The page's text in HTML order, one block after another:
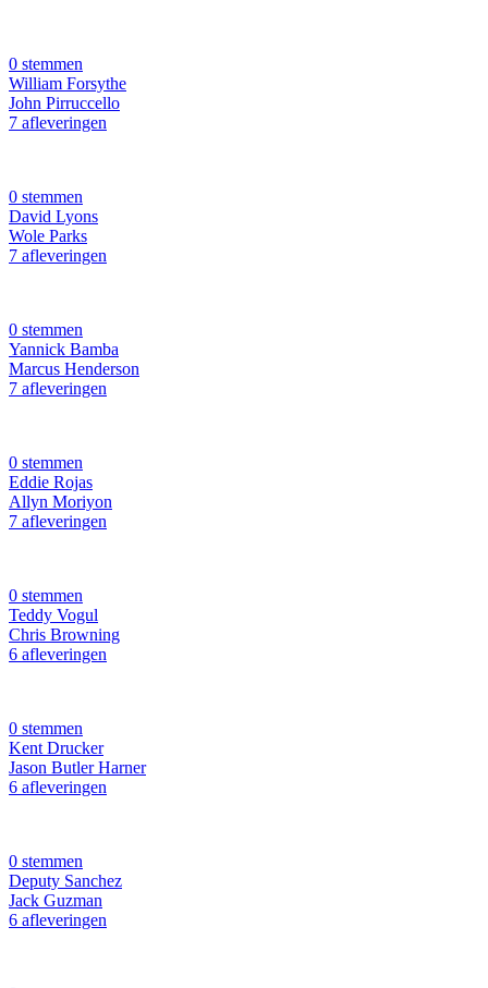
0 stemmen
William Forsythe
John Pirruccello
7 afleveringen
0 stemmen
David Lyons
Wole Parks
7 afleveringen
0 stemmen
Yannick Bamba
Marcus Henderson
7 afleveringen
0 stemmen
Eddie Rojas
Allyn Moriyon
7 afleveringen
0 stemmen
Teddy Vogul
Chris Browning
6 afleveringen
0 stemmen
Kent Drucker
Jason Butler Harner
6 afleveringen
0 stemmen
Deputy Sanchez
Jack Guzman
6 afleveringen